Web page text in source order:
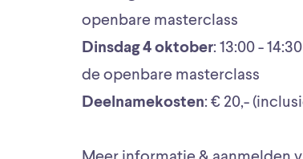
openbare masterclass
Dinsdag 4 oktober: 13:00 -
de openbare masterclass
Deelnamekosten: € 20,-